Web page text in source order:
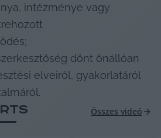
intézménye vagy
elveiről, gyakorlatáról
Összes videó